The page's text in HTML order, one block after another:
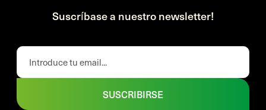
Suscríbase a nuestro newsletter!
SUSCRIBIRSE